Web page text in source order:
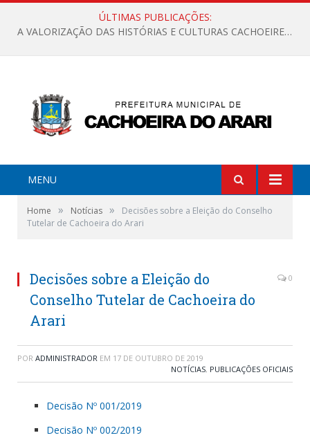
ÚLTIMAS PUBLICAÇÕES:
A VALORIZAÇÃO DAS HISTÓRIAS E CULTURAS CACHOEIRENSES
MENU
Home » Notícias »
Decisões sobre a Eleição do Conselho
Tutelar de Cachoeira do Arari
Decisões sobre a Eleição do
Conselho Tutelar de Cachoeira do
Arari
0
POR ADMINISTRADOR EM 17 DE OUTUBRO DE 2019
NOTÍCIAS, PUBLICAÇÕES OFICIAIS
Decisão Nº 001/2019
Decisão Nº 002/2019